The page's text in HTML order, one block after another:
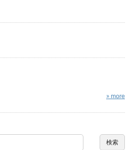
» more